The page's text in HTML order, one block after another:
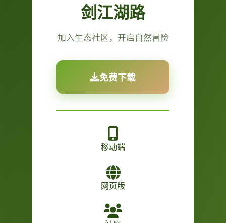
剑江湖路
加入生态社区，开启自然冒险
免费下载
移动端
网页版